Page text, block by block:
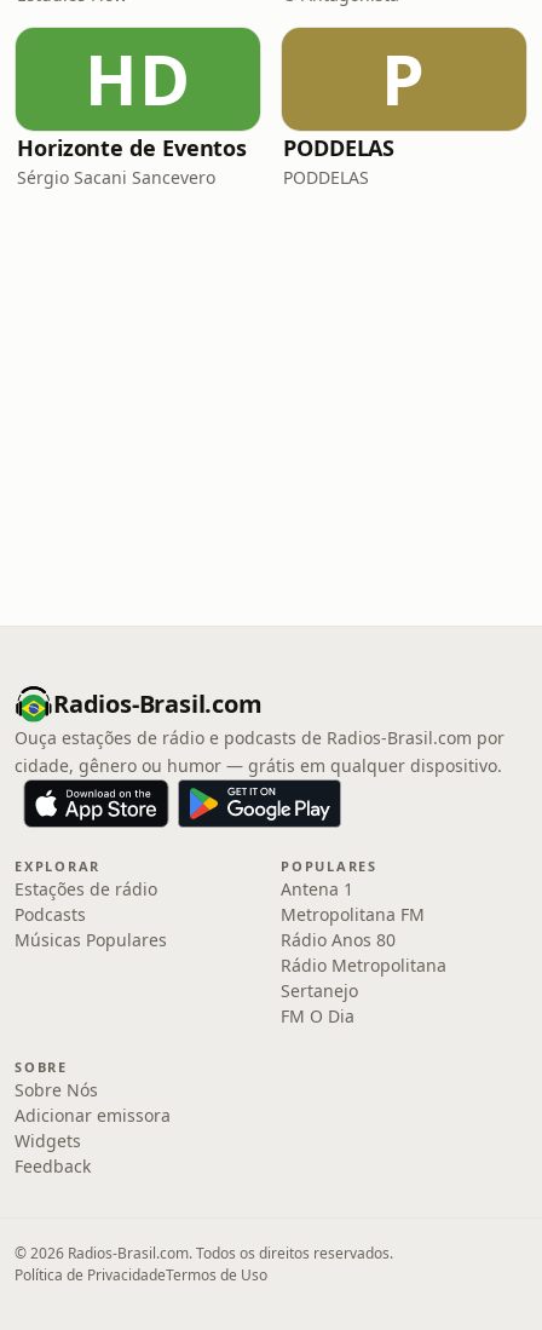
HD
Horizonte de Eventos
Sérgio Sacani Sancevero
P
PODDELAS
PODDELAS
Radios-Brasil.com
Ouça estações de rádio e podcasts de Radios-Brasil.com por
cidade, gênero ou humor — grátis em qualquer dispositivo.
EXPLORAR
Estações de rádio
Podcasts
Músicas Populares
POPULARES
Antena 1
Metropolitana FM
Rádio Anos 80
Rádio Metropolitana
Sertanejo
FM O Dia
SOBRE
Sobre Nós
Adicionar emissora
Widgets
Feedback
© 2026 Radios-Brasil.com. Todos os direitos reservados.
Política de PrivacidadeTermos de Uso